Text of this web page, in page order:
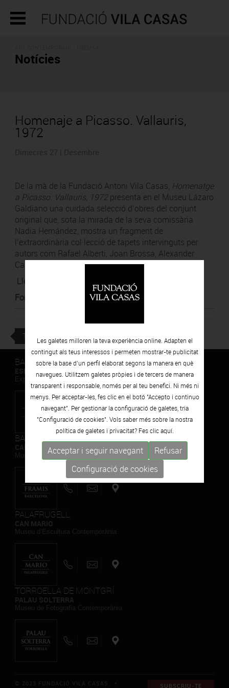
Notícies
Homenaje a Picasso. Vallauris,
1972
De la mà de la Fundació Antoni Vila Casas, Homenatge
a Picasso. Vallauris, 1972presenta en el Museu Lázaro
Galdiano una cuidada selecció d’obres del conjunt
original que, sota la mirada de la seva comissària
Nadia Hernández, mostra un fragment de
l’extraordinària col·lecció de tapets intervinguts per
autors com Rafael Alberti, Joan Brossa, Alexander
Calder, Equipo Crónica, Sonia Delaunay, etc.
Llegir notícia
Font
IAC (Instituto de Arte Contemporáneo)
TORNAR
BARCELONA
ESPAIS VOLART
Exposicions Temporals d'Art Contemporani
BARCELONA
CAN FRAMIS
Museu de Pintura Contemporània
PALAFRUGELL
TORROELLA DE MONTGRÍ
SUBSCRIU-TE
Les galetes milloren la teva experiència online. Adapten el
contingut als teus interessos i permeten mostrar-te publicitat
sobre la base d’un perfil elaborat segons la manera en què
navegues. Utilitzem galetes pròpies i de tercers de manera
transparent i responsable, només per al teu benefici. Ni més ni
menys. Per acceptar-les, fes clic en el botó "Accepto i continuo
navegant". Per gestionar la configuració de galetes, tria
"Configuració de cookies". Vols saber més sobre la nostra
política de galetes i privacitat? Fes clicaquí.
Acceptar i seguir navegant
Refusar
Configuració de cookies